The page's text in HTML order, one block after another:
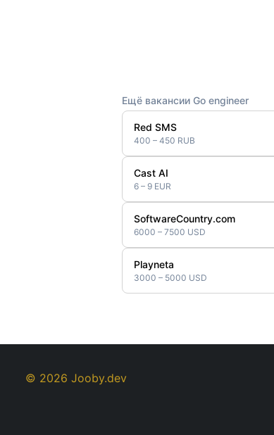
Ещё вакансии Go engineer
Red SMS
400 – 450 RUB
Cast AI
6 – 9 EUR
SoftwareCountry.com
6000 – 7500 USD
Playneta
3000 – 5000 USD
© 2026 Jooby.dev